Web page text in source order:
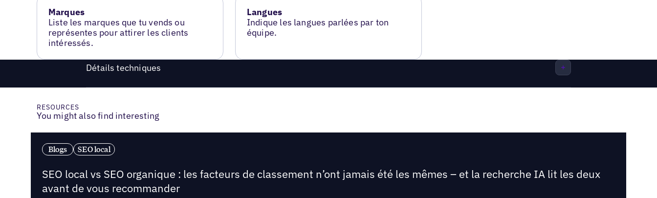
Marques
Liste les marques que tu vends ou
représentes pour attirer les clients
intéressés.
Langues
Indique les langues parlées par ton
équipe.
Détails techniques
RESOURCES
You might also find interesting
Blogs SEO local
SEO local vs SEO organique : les facteurs de classement n’ont jamais été les mêmes – et la recherche IA lit les deux
avant de vous recommander